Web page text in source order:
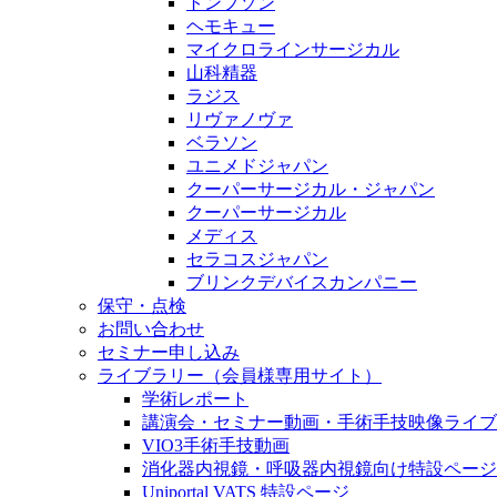
ヘモキュー
マイクロラインサージカル
山科精器
ラジス
リヴァノヴァ
ベラソン
ユニメドジャパン
クーパーサージカル・ジャパン
クーパーサージカル
メディス
セラコスジャパン
ブリンクデバイスカンパニー
保守・点検
お問い合わせ
セミナー申し込み
ライブラリー（会員様専用サイト）
学術レポート
講演会・セミナー動画・手術手技映像ライ
VIO3手術手技動画
消化器内視鏡・呼吸器内視鏡向け特設ページ
Uniportal VATS 特設ページ